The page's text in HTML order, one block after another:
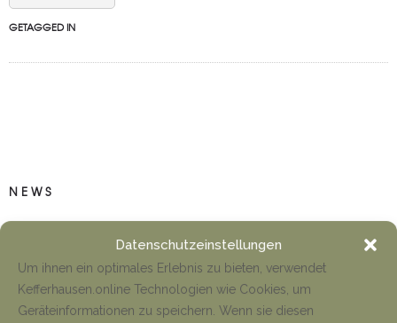
Datenschutzeinstellungen
Um ihnen ein optimales Erlebnis zu bieten, verwendet
Kefferhausen.online Technologien wie Cookies, um
Geräteinformationen zu speichern. Wenn sie diesen
GETAGGED IN
NEWS
Anfahrt Cyriakuswallfahrt
Tino Jäger 1. August 2026